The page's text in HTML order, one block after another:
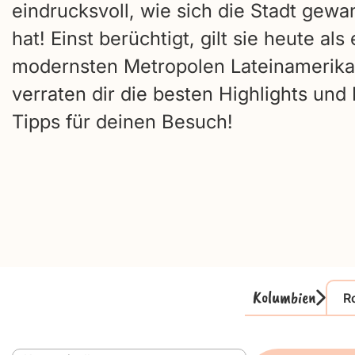
eindrucksvoll, wie sich die Stadt
hat! Einst berüchtigt, gilt sie heute als
modernsten Metropolen
verraten dir die besten Highlights und
Tipps für deinen Besuch!
Kolumbien